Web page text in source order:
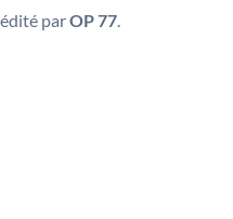
édité parOP 77.